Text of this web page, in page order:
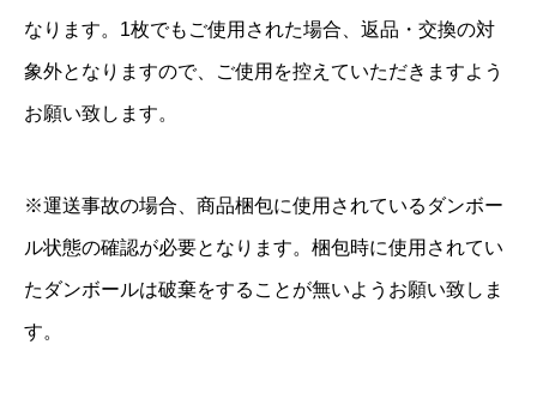
なります。1枚でもご使用された場合、返品・交換の対
象外となりますので、ご使用を控えていただきますよう
お願い致します。
※運送事故の場合、商品梱包に使用されているダンボー
ル状態の確認が必要となります。梱包時に使用されてい
たダンボールは破棄をすることが無いようお願い致しま
す。